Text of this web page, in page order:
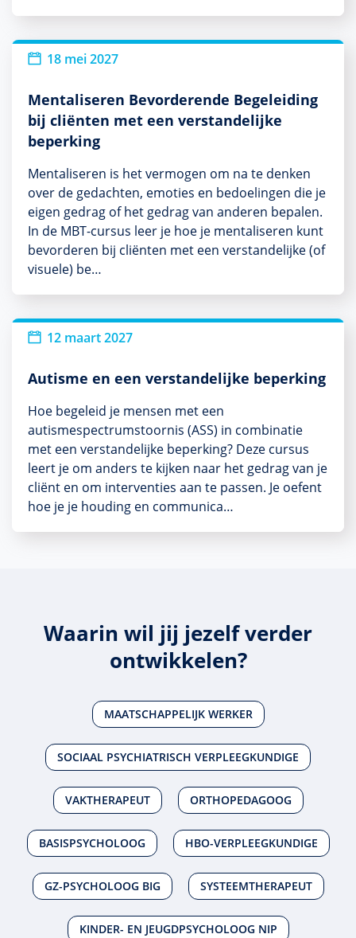
18 mei 2027
Mentaliseren Bevorderende Begeleiding
bij cliënten met een verstandelijke
beperking
Mentaliseren is het vermogen om na te denken
over de gedachten, emoties en bedoelingen die je
eigen gedrag of het gedrag van anderen bepalen.
In de MBT-cursus leer je hoe je mentaliseren kunt
bevorderen bij cliënten met een verstandelijke (of
visuele) be…
12 maart 2027
Autisme en een verstandelijke beperking
Hoe begeleid je mensen met een
autismespectrumstoornis (ASS) in combinatie
met een verstandelijke beperking? Deze cursus
leert je om anders te kijken naar het gedrag van je
cliënt en om interventies aan te passen. Je oefent
hoe je je houding en communica…
Waarin wil jij jezelf verder
ontwikkelen?
MAATSCHAPPELIJK WERKER
SOCIAAL PSYCHIATRISCH VERPLEEGKUNDIGE
VAKTHERAPEUT ORTHOPEDAGOOG
BASISPSYCHOLOOG HBO-VERPLEEGKUNDIGE
GZ-PSYCHOLOOG BIG SYSTEEMTHERAPEUT
KINDER- EN JEUGDPSYCHOLOOG NIP